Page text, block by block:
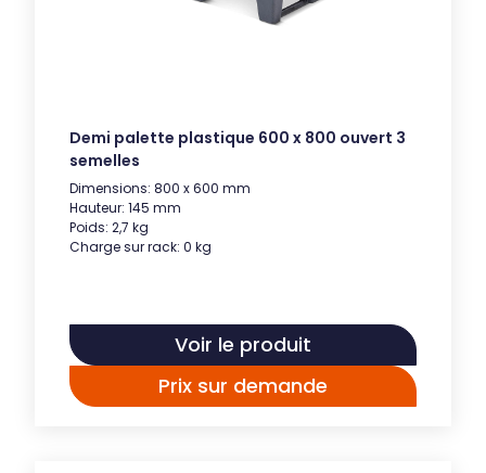
Demi palette plastique 600 x 800 ouvert 3
semelles
Dimensions: 800 x 600 mm
Hauteur: 145 mm
Poids: 2,7 kg
Charge sur rack: 0 kg
Voir le produit
Prix sur demande